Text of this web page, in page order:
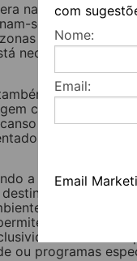
com
Nome:
Email:
Email
naturalmente a
se ambientes de
de spa ou
necessariamente
se
cada vez mais
ou em
mas por
a acompanhar a
costeiros,
mais
excluir
formal e
ou programas